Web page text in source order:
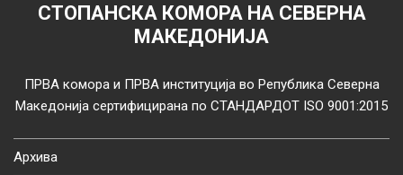
СТОПАНСКА КОМОРА НА СЕВЕРНА
МАКЕДОНИЈА
ПРВА комора и ПРВА институција во Република Северна
Македонија сертифицирана по СТАНДАРДОТ ISO 9001:2015
Архива